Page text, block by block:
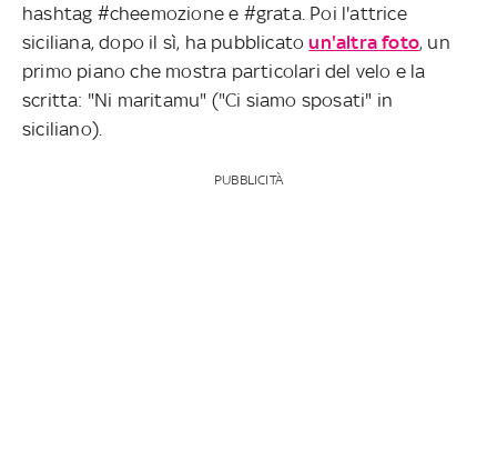
hashtag #cheemozione e #grata. Poi l'attrice
siciliana, dopo il sì, ha pubblicatoun'altra foto, un
primo piano che mostra particolari del velo e la
scritta: "Ni maritamu" ("Ci siamo sposati" in
siciliano).
PUBBLICITÀ